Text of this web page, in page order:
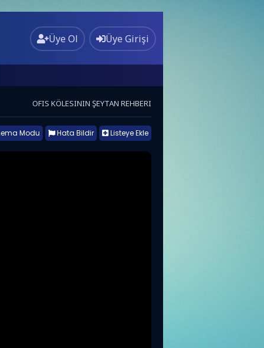
Üye Ol Üye Girişi
OFIS KÖLESININ ŞEYTAN REHBERI
Listeye Ekle
Hata Bildir
Modu